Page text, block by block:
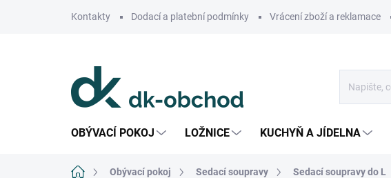
Kontakty Dodací a platební podmínky Vrácení zboží a reklamace
OBÝVACÍ POKOJ LOŽNICE KUCHYŇ A JÍDELNA
Domů Obývací pokoj Sedací soupravy Sedací soupravy do L